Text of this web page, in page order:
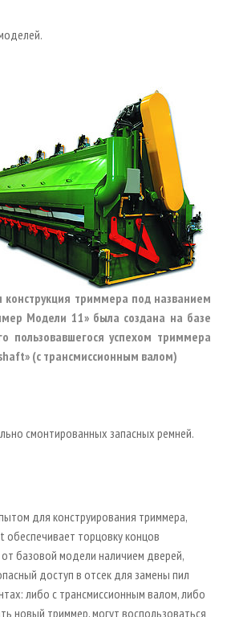
конструкция триммера под названием
Модели 11» была создана на базе
пользовавшегося успехом триммера
(с трансмиссионным валом)
смонтированных запасных ремней.
для конструирования триммера,
торцовку концов
базовой модели наличием дверей,
доступ в отсек для замены пил
либо с трансмиссионным валом, либо
новый триммер, могут воспользоваться